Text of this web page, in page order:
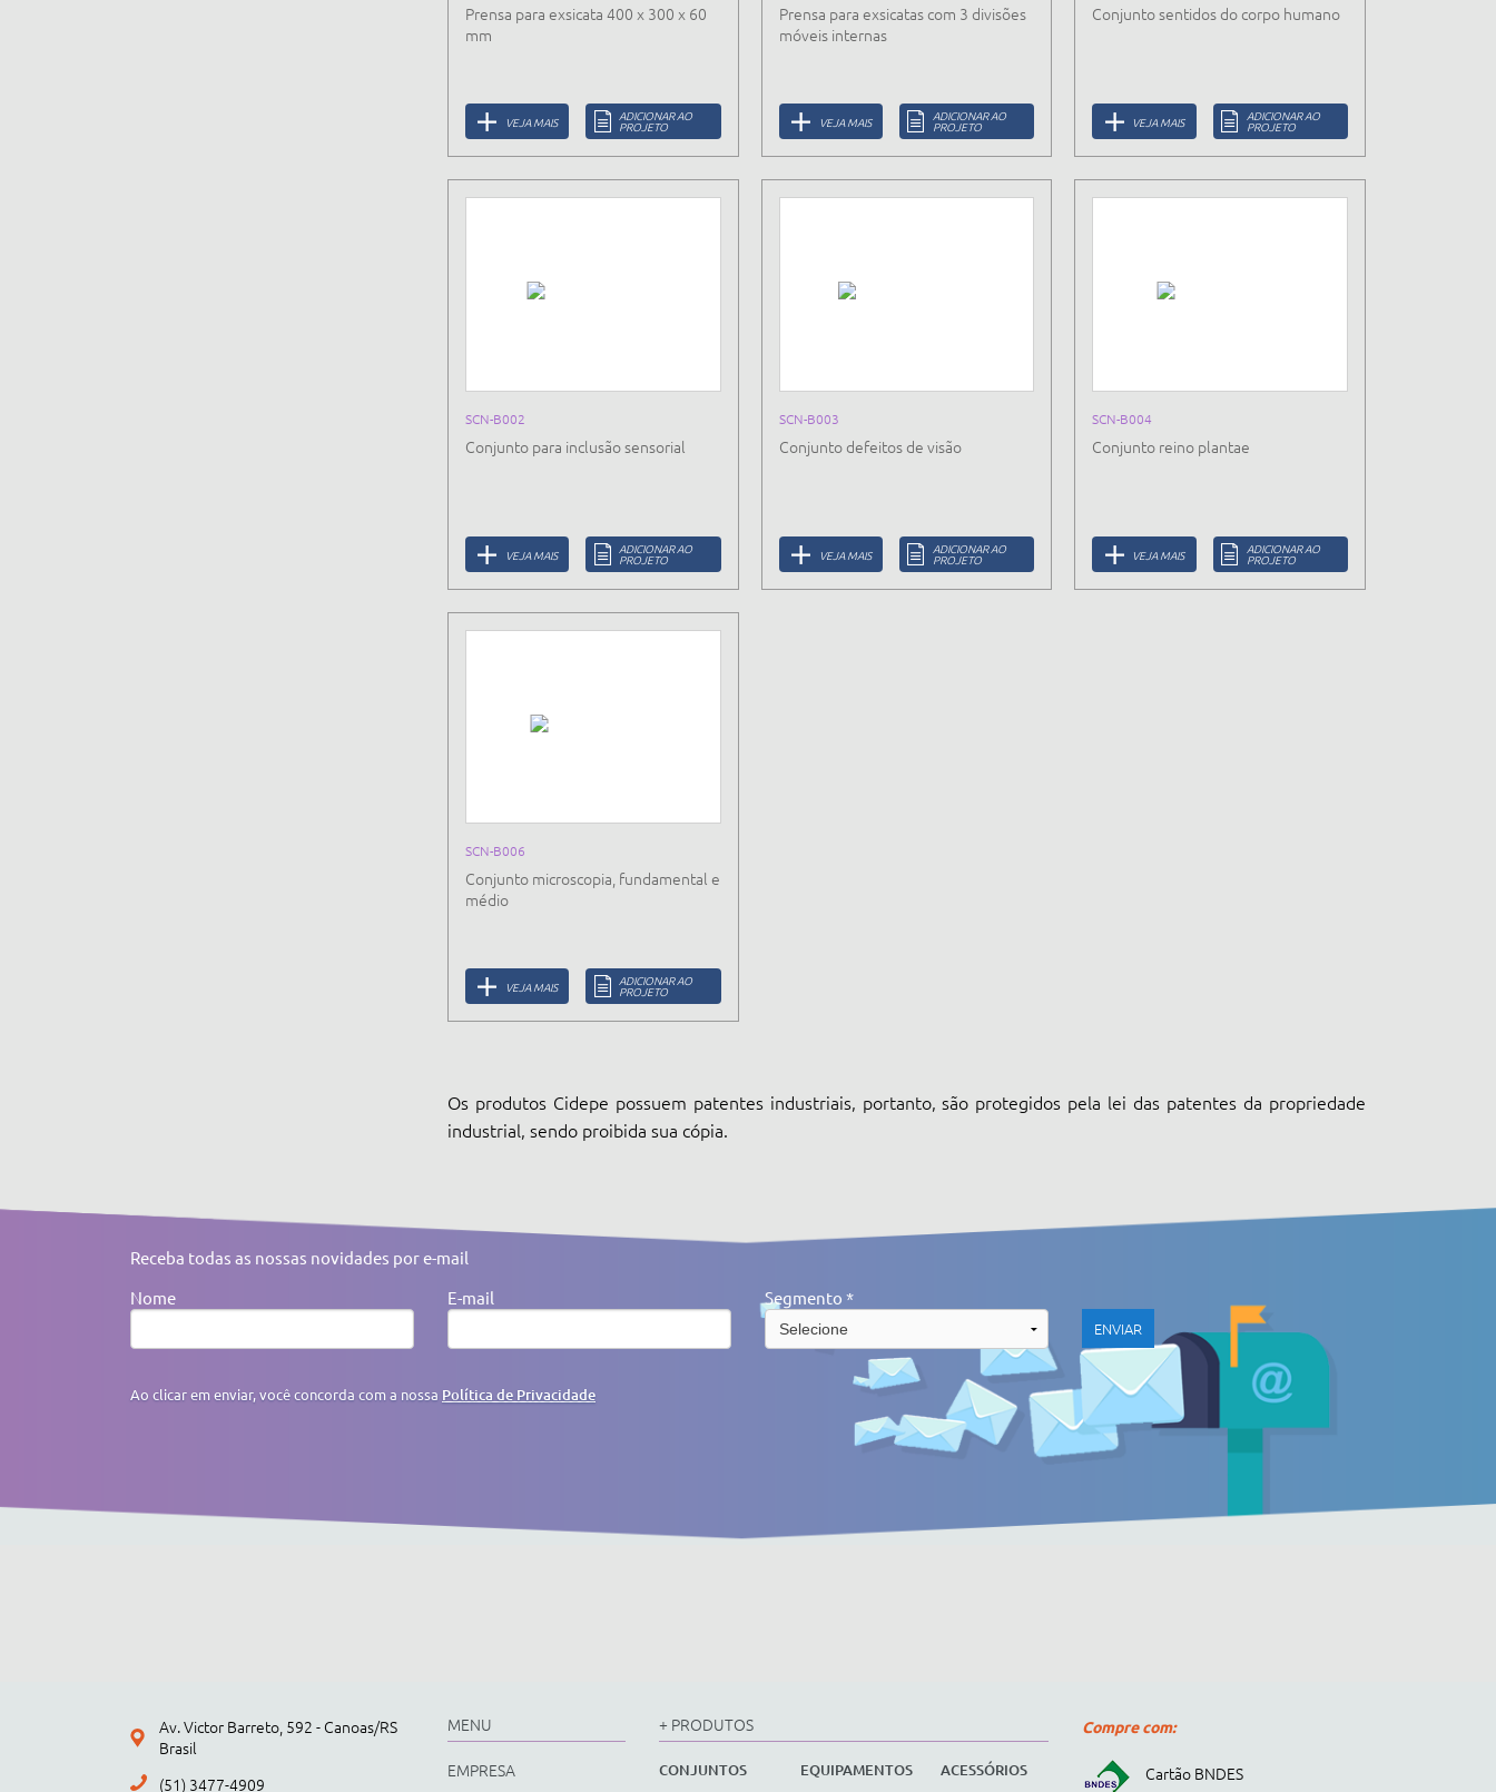
Prensa para exsicata 400 x 300 x 60
mm
VEJA MAIS ADICIONAR AO
PROJETO
Prensa para exsicatas com 3 divisões
móveis internas
VEJA MAIS ADICIONAR AO
PROJETO
Conjunto sentidos do corpo humano
VEJA MAIS ADICIONAR AO
PROJETO
SCN-B002
Conjunto para inclusão sensorial
VEJA MAIS ADICIONAR AO
PROJETO
SCN-B003
Conjunto defeitos de visão
VEJA MAIS ADICIONAR AO
PROJETO
SCN-B004
Conjunto reino plantae
VEJA MAIS ADICIONAR AO
PROJETO
SCN-B006
Conjunto microscopia, fundamental e
médio
VEJA MAIS ADICIONAR AO
PROJETO
Os produtos Cidepe possuem patentes industriais, portanto, são protegidos pela lei das patentes da propriedade
industrial, sendo proibida sua cópia.
Receba todas as nossas novidades por e-mail
Nome
E-mail Segmento *
Ao clicar em enviar, você concorda com a nossa Política de Privacidade
Av. Victor Barreto, 592 - Canoas/RS
Brasil
(51) 3477-4909
MENU
EMPRESA
+ PRODUTOS
CONJUNTOS EQUIPAMENTOS ACESSÓRIOS
Compre com:
Cartão BNDES